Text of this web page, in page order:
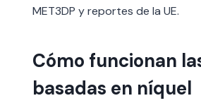
MET3DP y reportes de la UE.
Cómo funcionan
basadas en níquel